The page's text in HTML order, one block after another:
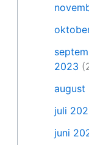
2023
august
juli
juni